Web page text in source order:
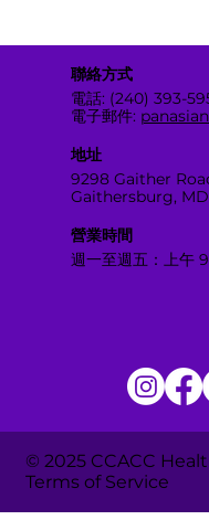
聯絡方式
電話: (240) 393-
電子郵件:
地址
9298 Gaither
Gaithersburg,
營業時間
週一至週五：上午
© 2025 CCACC
Terms of Service